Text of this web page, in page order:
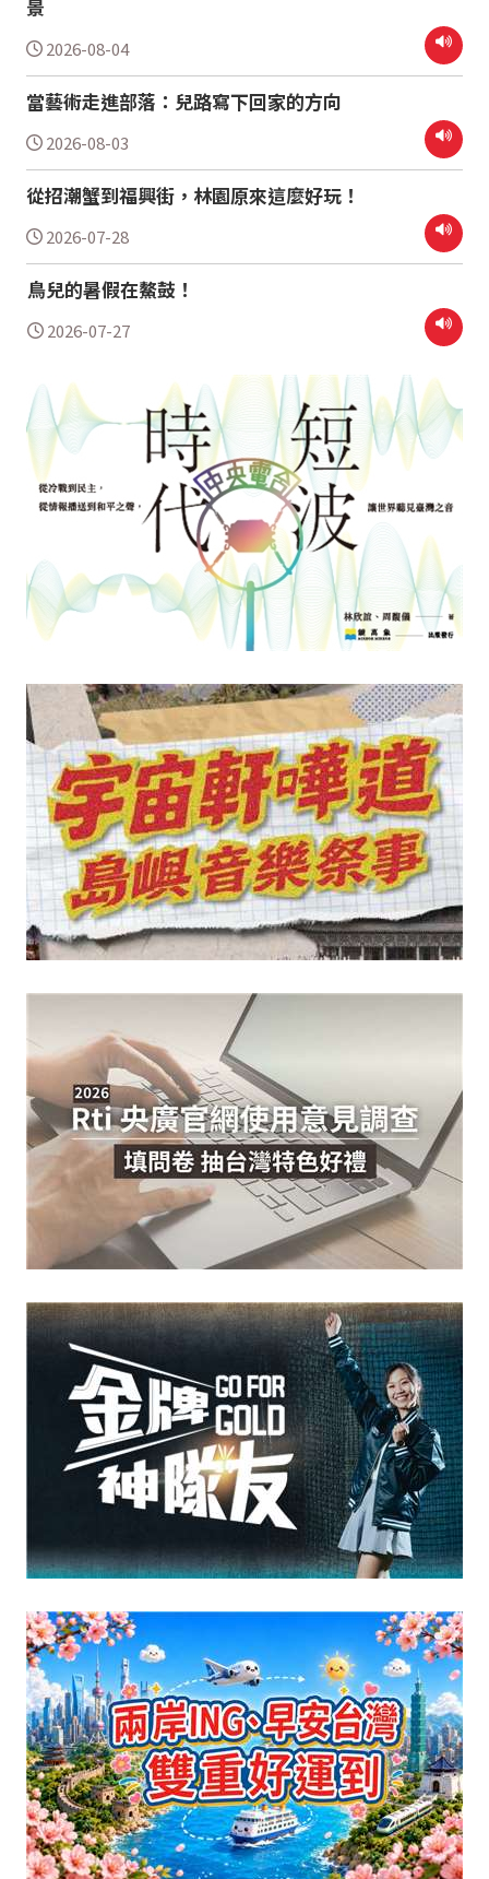
景
2026-08-04
當藝術走進部落：兒路寫下回家的方向
2026-08-03
從招潮蟹到福興街，林園原來這麼好玩！
2026-07-28
鳥兒的暑假在鰲鼓！
2026-07-27